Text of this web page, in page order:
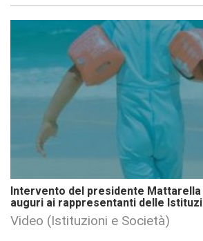
Intervento del presidente
auguri ai rappresentanti delle
Video (Istituzioni e Società)